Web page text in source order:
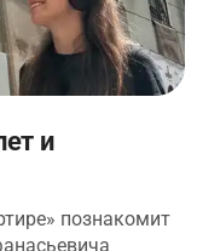
и
познакомит